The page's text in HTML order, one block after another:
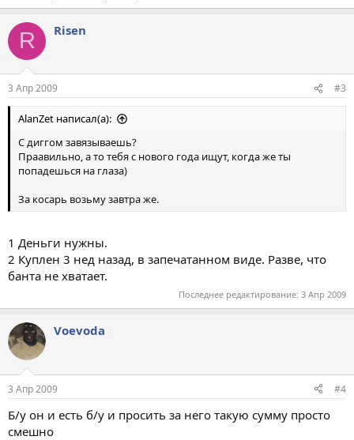
R Risen
3 Апр 2009 #3
AlanZet написал(а):
С диггом завязываешь?
Праавильно, а то тебя с нового года ищут, когда же ты
попадешься на глаза)
За косарь возьму завтра же.
1 Деньги нужны.
2 Куплен 3 нед назад, в запечатанном виде. Разве, что
банта не хватает.
Последнее редактирование: 3 Апр 2009
Voevoda
3 Апр 2009 #4
Б/у он и есть б/у и просить за него такую сумму просто
смешно